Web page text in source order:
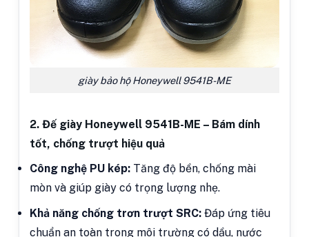
giày bảo hộ Honeywell 9541B-ME
2. Đế giày Honeywell 9541B-ME – Bám dính
tốt, chống trượt hiệu quả
Công nghệ PU kép: Tăng độ bền, chống mài
mòn và giúp giày có trọng lượng nhẹ.
Khả năng chống trơn trượt SRC: Đáp ứng tiêu
chuẩn an toàn trong môi trường có dầu, nước